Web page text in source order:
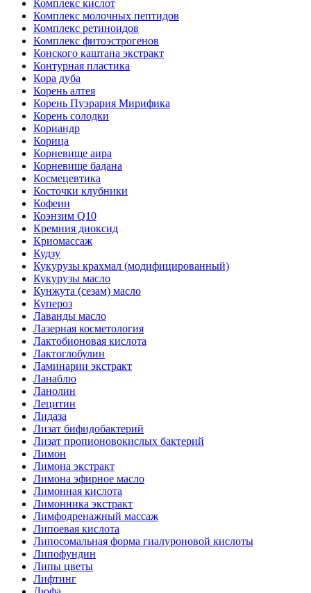
Комплекс кислот
Комплекс молочных пептидов
Комплекс ретиноидов
Комплекс фитоэстрогенов
Конского каштана экстракт
Контурная пластика
Кора дуба
Корень алтея
Корень Пуэрария Мирифика
Корень солодки
Кориандр
Корица
Корневище аира
Корневище бадана
Космецевтика
Косточки клубники
Кофеин
Коэнзим Q10
Кремния диоксид
Криомассаж
Кудзу
Кукурузы крахмал (модифицированный)
Кукурузы масло
Кунжута (сезам) масло
Купероз
Лаванды масло
Лазерная косметология
Лактобионовая кислота
Лактоглобулин
Ламинарии экстракт
Ланаблю
Ланолин
Лецитин
Лидаза
Лизат бифидобактерий
Лизат пропионовокислых бактерий
Лимон
Лимона экстракт
Лимона эфирное масло
Лимонная кислота
Лимонника экстракт
Лимфодренажный массаж
Липоевая кислота
Липосомальная форма гиалуроновой кислоты
Липофундин
Липы цветы
Лифтинг